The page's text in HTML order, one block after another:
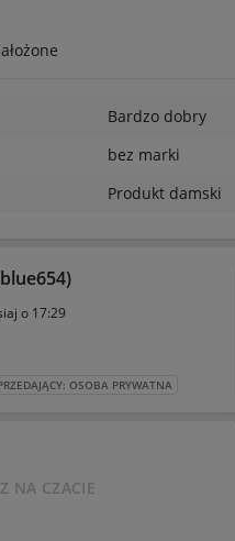
Bardzo dobry
bez marki
Produkt damski
o 17:29
OSOBA PRYWATNA
NA CZACIE